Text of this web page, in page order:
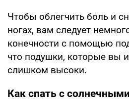
Чтобы облегчить боль и
ногах, вам следует
конечности с помощью
что подушки, которые вы
слишком высоки.
Как спать с